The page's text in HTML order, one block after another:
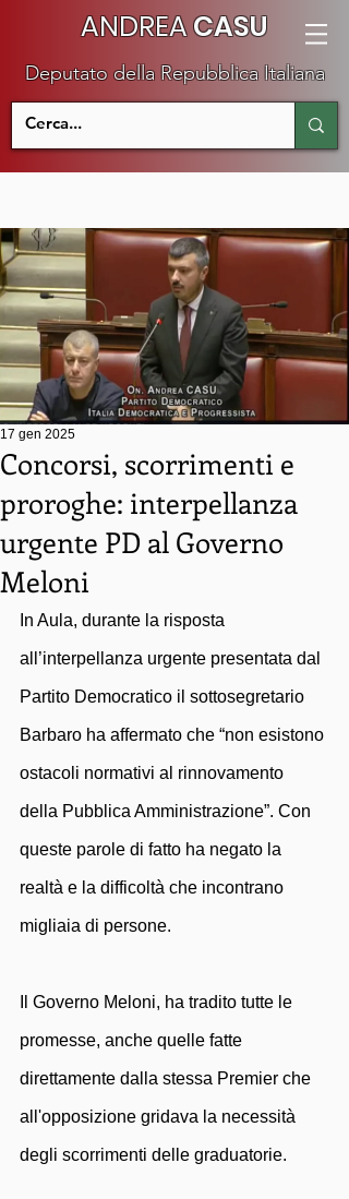
ANDREACASU
Deputato della Repubblica Italiana
Concorsi, scorrimenti e
proroghe: interpellanza
urgente PD al Governo
Meloni
17 gen 2025
In Aula, durante la risposta
all’interpellanza urgente presentata dal
Partito Democratico il sottosegretario
Barbaro ha affermato che “non esistono
ostacoli normativi al rinnovamento
della Pubblica Amministrazione”. Con
queste parole di fatto ha negato la
realtà e la difficoltà che incontrano
migliaia di persone.
Il Governo Meloni, ha tradito tutte le
promesse, anche quelle fatte
direttamente dalla stessa Premier che
all'opposizione gridava la necessità
degli scorrimenti delle graduatorie.